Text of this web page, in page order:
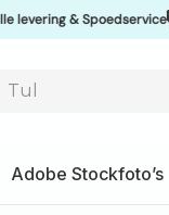
& Spoedservice
Adobe Stockfoto’s